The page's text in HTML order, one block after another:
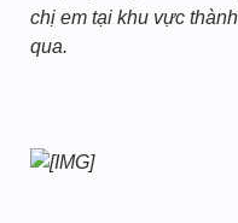
chị em tại khu vực
qua.